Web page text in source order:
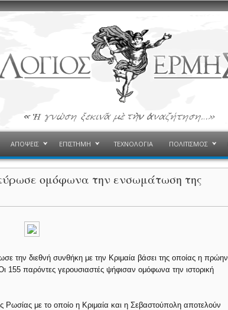
ΑΠΟΨΕΙΣ ΕΠΙΣΤΗΜΗ ΤΕΧΝΟΛΟΓΙΑ ΠΟΛΙΤΙΣΜΟΣ
ομόφωνα την ενσωμάτωση της
την διεθνή συνθήκη με την Κριμαία βάσει της οποίας η πρώην
155 παρόντες γερουσιαστές ψήφισαν ομόφωνα την ιστορική
Ρωσίας με το οποίο η Κριμαία και η Σεβαστούπολη αποτελούν